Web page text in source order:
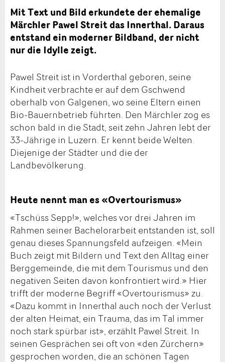
Mit Text und Bild erkundete der ehemalige
Märchler Pawel Streit das Innerthal. Daraus
entstand ein moderner Bildband, der nicht
nur die Idylle zeigt.
Pawel Streit ist in Vorderthal geboren, seine
Kindheit verbrachte er auf dem Gschwend
oberhalb von Galgenen, wo seine Eltern einen
Bio-Bauernbetrieb führten. Den Märchler zog es
schon bald in die Stadt, seit zehn Jahren lebt der
33-Jährige in Luzern. Er kennt beide Welten.
Diejenige der Städter und die der
Landbevölkerung.
Heute nennt man es «Overtourismus»
«Tschüss Sepp!», welches vor drei Jahren im
Rahmen seiner Bachelorarbeit entstanden ist, soll
genau dieses Spannungsfeld aufzeigen. «Mein
Buch zeigt mit Bildern und Text den Alltag einer
Berggemeinde, die mit dem Tourismus und den
negativen Seiten davon konfrontiert wird.» Hier
trifft der moderne Begriff «Overtourismus» zu.
«Dazu kommt in Innerthal auch noch der Verlust
der alten Heimat, ein Trauma, das im Tal immer
noch stark spürbar ist», erzählt Pawel Streit. In
seinen Gesprächen sei oft von «den Zürchern»
gesprochen worden, die an schönen Tagen